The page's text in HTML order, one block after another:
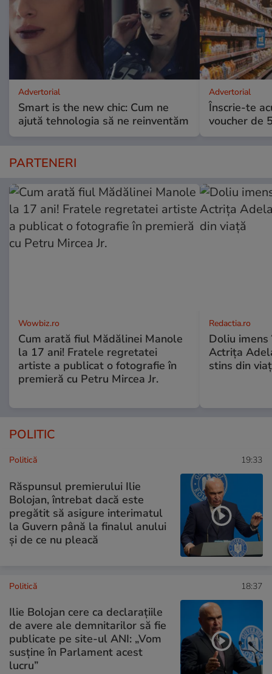
Advertorial
Smart is the new chic: Cum ne
ajută tehnologia să ne reinventăm
Advertorial
Înscrie-te
voucher de
PARTENERI
Wowbiz.ro
Cum arată fiul Mădălinei Manole
la 17 ani! Fratele regretatei
artiste a publicat o fotografie în
premieră cu Petru Mircea Jr.
Redactia.ro
Doliu
Actrița
stins din
POLITIC
Politică 19:33
Răspunsul premierului Ilie
Bolojan, întrebat dacă este
pregătit să asigure interimatul
la Guvern până la finalul anului
și de ce nu pleacă
Politică 18:37
Ilie Bolojan cere ca declarațiile
de avere ale demnitarilor să fie
publicate pe site-ul ANI: „Vom
susține în Parlament acest
lucru”